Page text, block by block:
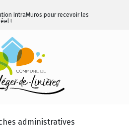
IntraMuros pour recevoir les
!
administratives